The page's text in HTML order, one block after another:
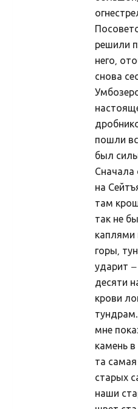
Ebavere kihelkond
Palukyla Hiiemägi
ILMUS MAAVALLA
Uudised 10230 (2017)
Uudised 10228 (2015)
Uudised 10227 (2014)
Uudised 10225 (2012)
Uudised 10224 (2011)
решили
него,
снова
пошли
был
Сначала
на
там
так не
каплями
горы,
ударит
десяти
крови
мне
камень в
та
старых
наши